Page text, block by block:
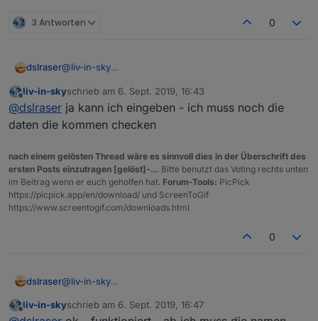
3 Antworten 0
dslraser@liv-in-sky
Offline
liv-in-skyschrieb am 6. Sept. 2019, 16:43
zuletzt editiert von
@dslraser ja kann ich eingeben - ich muss noch die
daten die kommen checken
nach einem gelösten Thread wäre es sinnvoll dies in der Überschrift des
ersten Posts einzutragen [gelöst]-... Bitte benutzt das Voting rechts unten
im Beitrag wenn er euch geholfen hat. Forum-Tools: PicPick
https://picpick.app/en/download/ und ScreenToGif
https://www.screentogif.com/downloads.html
0
dslraser@liv-in-sky
Offline
liv-in-skyschrieb am 6. Sept. 2019, 16:47
zuletzt editiert von